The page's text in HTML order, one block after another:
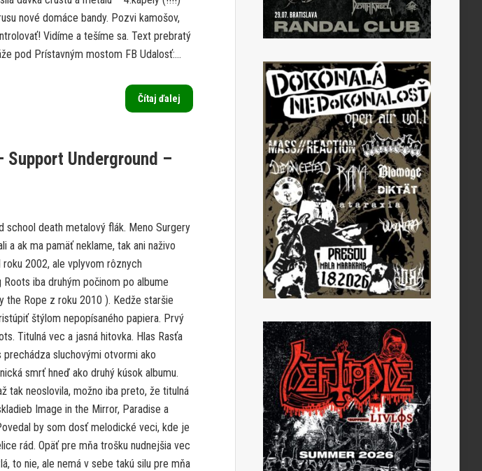
nové domáce bandy. Pozvi kamošov,
Vidíme a tešíme sa. Text prebratý
pod Prístavným mostom FB Udalosť:...
Čítaj ďalej
Support Underground –
school death metalový flák. Meno Surgery
a ak ma pamäť neklame, tak ani naživo
2002, ale vplyvom rôznych
iba druhým počinom po albume
the Rope z roku 2010 ). Kedže staršie
štýlom nepopísaného papiera. Prvý
Titulná vec a jasná hitovka. Hlas Rasťa
sluchovými otvormi ako
smrť hneď ako druhý kúsok albumu.
tak neoslovila, možno iba preto, že titulná
Image in the Mirror, Paradise a
by som dosť melodické veci, kde je
rád. Opäť pre mňa trošku nudnejšia vec
to nie, ale nemá v sebe takú silu pre mňa